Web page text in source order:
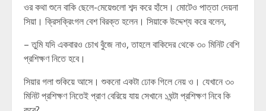
ওর কথা শুনে বাকি ছেলে-মেয়েগুলো শব্দ করে হাঁসে। মোটেও পাত্তা দেয়না
সিয়া। ক্রিসক্রিংগল বেশ বিরক্ত হলেন। সিয়াকে উদ্দেশ্য করে বলেন,
– তুমি যদি একবারও চোখ বুঁজে নাও, তাহলে বাকিদের থেকে ৩০ মিনিট বেশি
প্রশিক্ষণ নিতে হবে।
সিয়ার গলা শুকিয়ে আসে। শুকনো একটা ঢোক গিলে নেয় ও। যেখানে ৩০
মিনিট প্রশিক্ষণ নিতেই প্রাণ বেরিয়ে যায় সেখানে ১ঘন্টা প্রশিক্ষণ নিবে কি